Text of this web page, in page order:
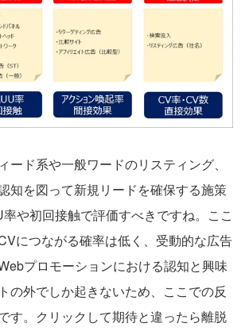
ード系や一般ワードのリスティング、
知を図って新規リードを確保する施策
や初回接触で評価すべきですね。ここ
につながる確率は低く、受動的な広告
プロモーションにおける認知と興味
の外でしか起きないため、ここでの反
す。クリックして期待と違ったら離脱